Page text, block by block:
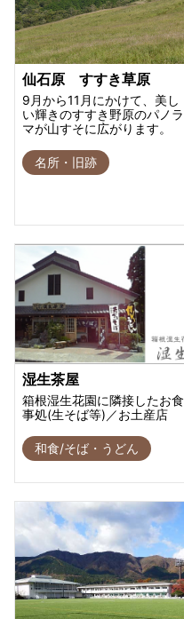
仙石原 すすき草原
9月から11月にかけて、美し
い輝きのすすき野原のパノラ
マが山すそに広がります。
名所・旧跡
湿生茶屋
箱根湿生花園に隣接したお食
事処(生そば等)／お土産店
和食/そば・うどん